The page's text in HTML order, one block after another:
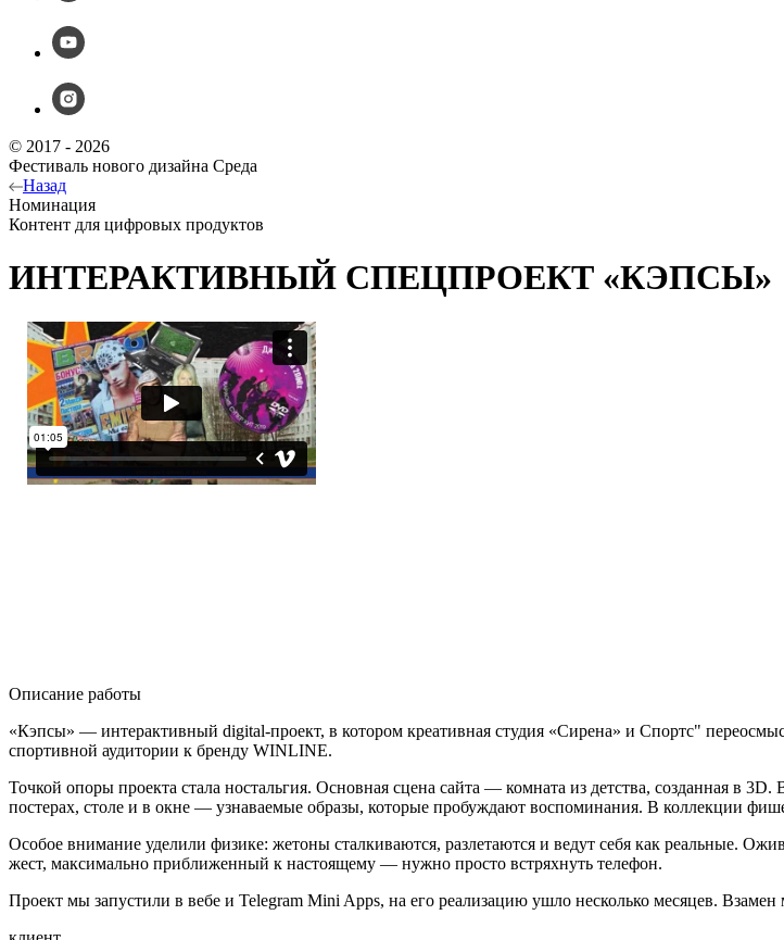
© 2017 - 2026
Фестиваль нового дизайна Среда
Назад
Номинация
Контент для цифровых продуктов
ИНТЕРАКТИВНЫЙ СПЕЦПРОЕКТ «КЭПСЫ»
Описание работы
«Кэпсы» — интерактивный digital-проект, в котором креативная студия «Сирена» и Спортс"
спортивной аудитории к бренду WINLINE.
Точкой опоры проекта стала ностальгия. Основная сцена сайта — комната из детства, созданная в
постерах, столе и в окне — узнаваемые образы, которые пробуждают воспоминания. В коллекции
Особое внимание уделили физике: жетоны сталкиваются, разлетаются и ведут себя как реальные.
жест, максимально приближенный к настоящему — нужно просто встряхнуть телефон.
Проект мы запустили в вебе и Telegram Mini Apps, на его реализацию ушло несколько месяцев.